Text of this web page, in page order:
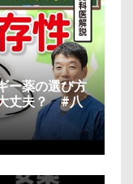
ー薬の選び方
丈夫？ #八